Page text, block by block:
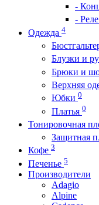
-
- Реле
Одежда 4
Блузки и
Брюки и
Верхняя
Юбки 0
Платья 0
Тонировочная
Защитная
Кофе 3
Печенье 5
Производители
Adagio
Alpine